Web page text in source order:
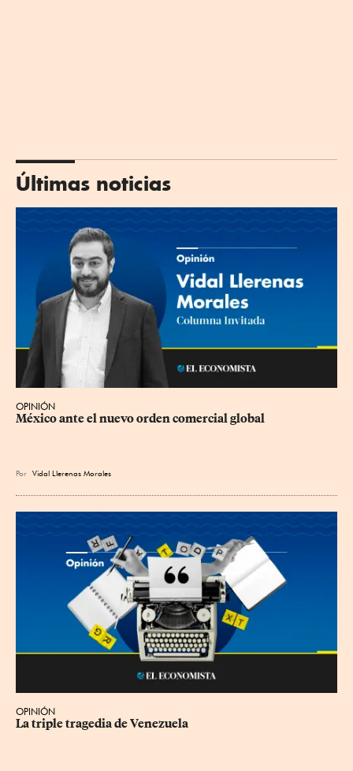
Últimas noticias
OPINIÓN
México ante el nuevo orden comercial global
Por Vidal Llerenas Morales
OPINIÓN
La triple tragedia de Venezuela